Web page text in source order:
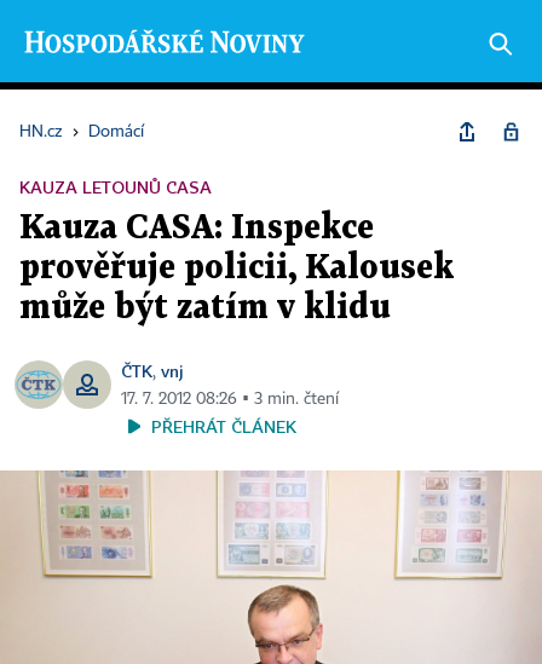
HN.cz › Domácí
KAUZA LETOUNŮ CASA
Kauza CASA: Inspekce
prověřuje policii, Kalousek
může být zatím v klidu
ČTK, vnj
17. 7. 2012 08:26 ▪ 3 min. čtení
PŘEHRÁT ČLÁNEK